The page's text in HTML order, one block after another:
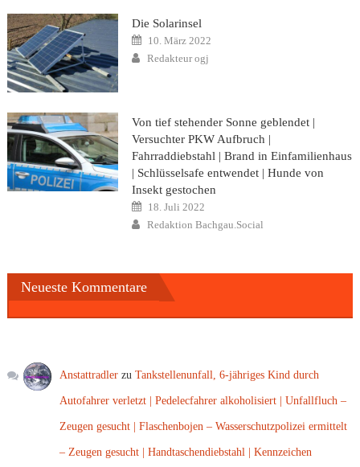
Die Solarinsel
Posted
on
10. März 2022
Author
Redakteur ogj
Von tief stehender Sonne geblendet |
Versuchter PKW Aufbruch |
Fahrraddiebstahl | Brand in Einfamilienhaus
| Schlüsselsafe entwendet | Hunde von
Insekt gestochen
Posted
on
18. Juli 2022
Author
Redaktion Bachgau.Social
Neueste Kommentare
Anstattradler zuTankstellenunfall, 6-jähriges Kind durch
Autofahrer verletzt | Pedelecfahrer alkoholisiert | Unfallfluch –
Zeugen gesucht | Flaschenbojen – Wasserschutzpolizei ermittelt
– Zeugen gesucht | Handtaschendiebstahl | Kennzeichen